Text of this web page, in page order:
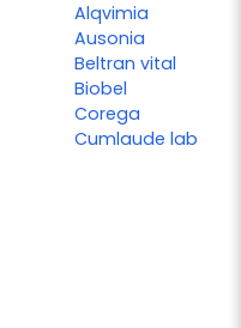
Alqvimia
Ausonia
Beltran vital
Biobel
Corega
Cumlaude lab